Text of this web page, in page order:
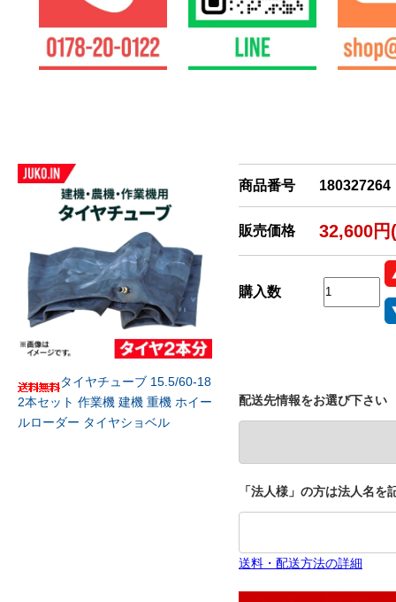
タイヤチューブ 15.5/60-18
2本セット 作業機 建機 重機 ホイー
ルローダー タイヤショベル
商品番号 180327264
販売価格 32,600円
購入数
配送先情報をお選び下さい
「法人様」の方は法人名
送料・配送方法の詳細